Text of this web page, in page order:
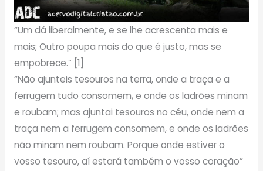
“Um dá liberalmente, e se lhe acrescenta mais e
mais; Outro poupa mais do que é justo, mas se
empobrece.” [1]
“Não ajunteis tesouros na terra, onde a traça e a
ferrugem tudo consomem, e onde os ladrões minam
e roubam; mas ajuntai tesouros no céu, onde nem a
traça nem a ferrugem consomem, e onde os ladrões
não minam nem roubam. Porque onde estiver o
vosso tesouro, aí estará também o vosso coração”